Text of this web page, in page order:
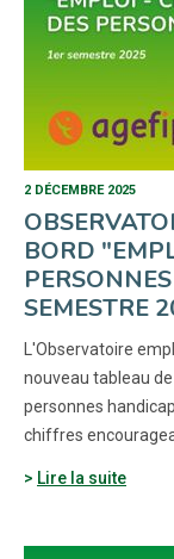
2 DÉCEMBRE 2025
BORD
SEMESTRE
L'Observatoire
nouveau tableau
personnes
chiffres
Lire la suite